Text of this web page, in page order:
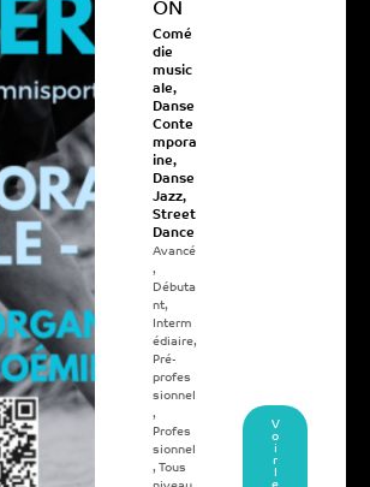
ON
Comé
die
music
ale,
Danse
Conte
mpora
ine,
Danse
Jazz,
Street
Dance
Avancé
,
Débuta
nt,
Interm
édiaire,
Pré-
profes
sionnel
,
Profes
sionnel
, Tous
V
o
i
r
l